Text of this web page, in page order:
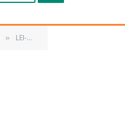
» LEI-307-2013-Gratificacao-dos-Diretores